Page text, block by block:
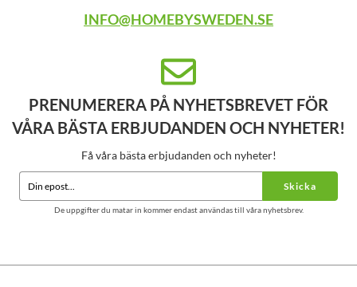
INFO@HOMEBYSWEDEN.SE
PRENUMERERA PÅ NYHETSBREVET FÖR
VÅRA BÄSTA ERBJUDANDEN OCH NYHETER!
Få våra bästa erbjudanden och nyheter!
Skicka
De uppgifter du matar in kommer endast användas till våra nyhetsbrev.